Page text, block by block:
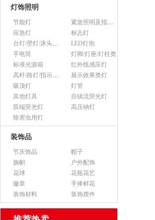
灯饰照明
节能灯
紧急照明及指示灯
应急灯
标志灯
台灯/壁灯/床头灯/落地灯
LED灯泡
手电筒
灯脚/灯座/灯柱类
标准光源箱
红外线感应灯
高杆/路灯/指示灯类
展示效果类灯
吸顶灯
灯管
其他灯具
自镇流荧光灯
双端荧光灯
高压钠灯
除害虫用灯
装饰品
节庆饰品
帽子
旗帜
户外配饰
花球
花瓶花艺
徽章
手捧鲜花
装饰材料
装饰摆件